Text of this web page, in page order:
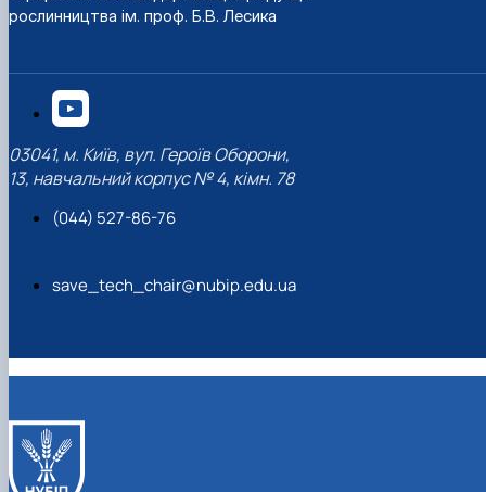
рослинництва ім. проф. Б.В. Лесика
03041, м. Київ, вул. Героїв Оборони,
13, навчальний корпус № 4, кімн. 78
(044) 527-86-76
save_tech_chair@nubip.edu.ua